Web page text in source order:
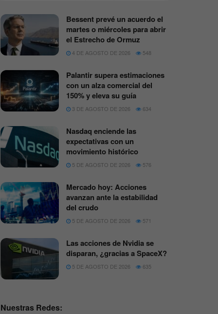
Bessent prevé un acuerdo el
martes o miércoles para abrir
el Estrecho de Ormuz
4 DE AGOSTO DE 2026 548
Palantir supera estimaciones
con un alza comercial del
150% y eleva su guía
3 DE AGOSTO DE 2026 634
Nasdaq enciende las
expectativas con un
movimiento histórico
5 DE AGOSTO DE 2026 576
Mercado hoy: Acciones
avanzan ante la estabilidad
del crudo
5 DE AGOSTO DE 2026 571
Las acciones de Nvidia se
disparan, ¿gracias a SpaceX?
5 DE AGOSTO DE 2026 635
Nuestras Redes: